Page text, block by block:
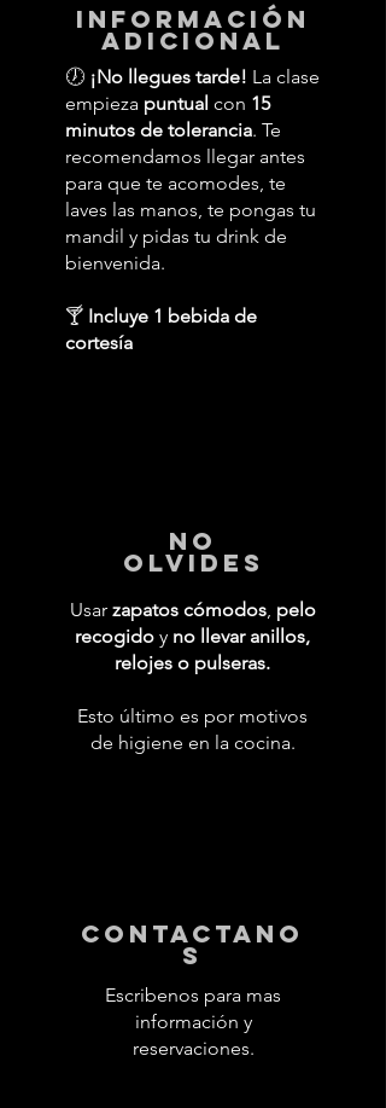
información
adicional
🕖 ¡No llegues tarde! La clase
empieza puntual con 15
minutos de tolerancia. Te
recomendamos llegar antes
para que te acomodes, te
laves las manos, te pongas tu
mandil y pidas tu drink de
bienvenida.
🍸 Incluye 1 bebida de
cortesía
No
Olvides
Usar zapatos cómodos, pelo
recogido y no llevar anillos,
relojes o pulseras.
Esto último es por motivos
de higiene en la cocina.
contactano
s
Escribenos para mas
información y
reservaciones.